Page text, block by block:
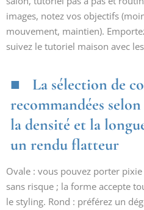
images, notez vos objectifs
mouvement, maintien).
suivez le tutoriel maison avec
La sélection de
recommandées
la densité et la
un rendu flatteur
Ovale : vous pouvez porter
sans risque ; la forme accepte
le styling. Rond : préférez un